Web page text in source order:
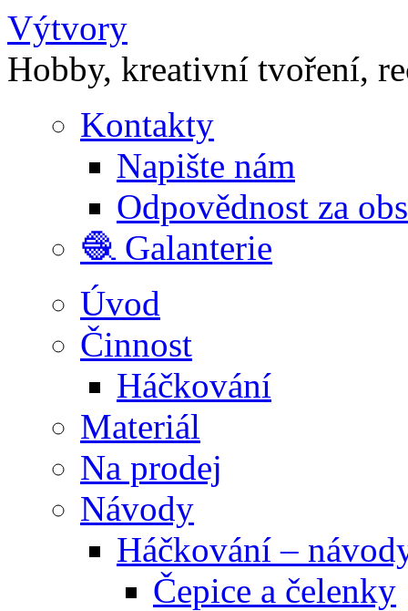
Výtvory
Hobby, kreativní tvoření,
Kontakty
Napište nám
Odpovědnost za
🧶 Galanterie
Úvod
Činnost
Háčkování
Materiál
Na prodej
Návody
Háčkování –
Čepice a čelenky